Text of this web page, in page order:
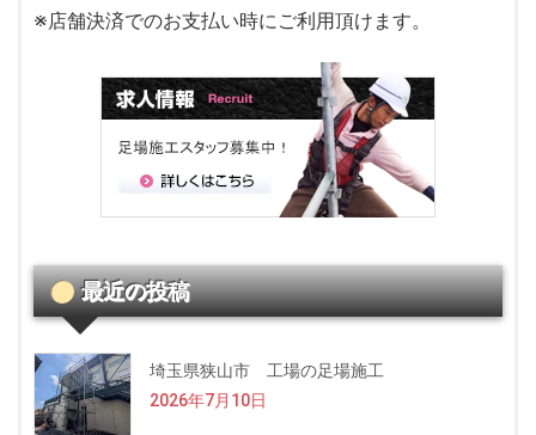
※店舗決済でのお支払い時にご利用頂けます。
最近の投稿
埼玉県狭山市 工場の足場施工
2026年7月10日